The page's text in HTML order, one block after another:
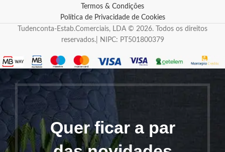
Termos & Condições
Política de Privacidade de Cookies
Tudenconta-Estab.Comerciais, LDA © 2026. Todos os direitos
reservados.| NIPC: PT501800379
Quer ficar a par